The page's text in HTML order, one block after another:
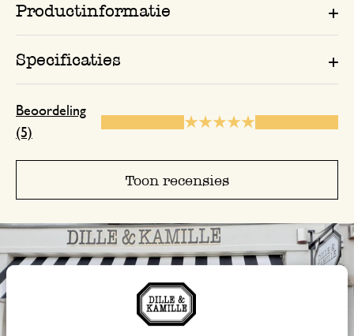
Productinformatie
Specificaties
Beoordeling
(5)
Toon recensies
Enkel een score, geen toelichting